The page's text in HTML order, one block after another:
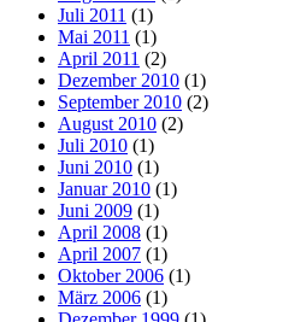
Juli 2011 (1)
Mai 2011 (1)
April 2011 (2)
Dezember 2010 (1)
September 2010 (2)
August 2010 (2)
Juli 2010 (1)
Juni 2010 (1)
Januar 2010 (1)
Juni 2009 (1)
April 2008 (1)
April 2007 (1)
Oktober 2006 (1)
März 2006 (1)